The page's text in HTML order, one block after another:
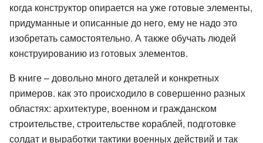
когда конструктор опирается на уже готовые элементы,
придуманные и описанные до него, ему не надо это
изобретать самостоятельно. А также обучать людей
конструированию из готовых элементов.
В книге – довольно много деталей и конкретных
примеров. как это происходило в совершенно разных
областях: архитектуре, военном и гражданском
строительстве, строительстве кораблей, подготовке
солдат и выработки тактики военных действий и так